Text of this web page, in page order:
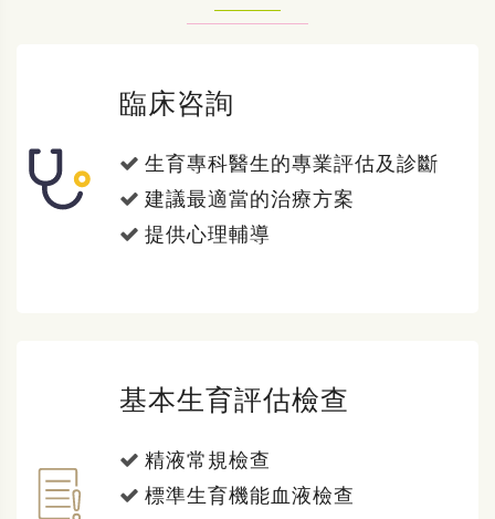
臨床咨詢
生育專科醫生的專業評估及診斷
建議最適當的治療方案
提供心理輔導
基本生育評估檢查
精液常規檢查
標準生育機能血液檢查